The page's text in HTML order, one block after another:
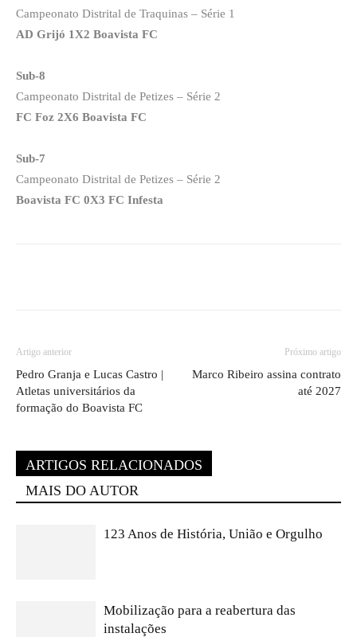
Campeonato Distrital de Traquinas – Série 1
AD Grijó 1X2 Boavista FC
Sub-8
Campeonato Distrital de Petizes – Série 2
FC Foz 2X6 Boavista FC
Sub-7
Campeonato Distrital de Petizes – Série 2
Boavista FC 0X3 FC Infesta
Artigo anterior
Pedro Granja e Lucas Castro |
Atletas universitários da
formação do Boavista FC
Próximo artigo
Marco Ribeiro assina contrato
até 2027
ARTIGOS RELACIONADOS
MAIS DO AUTOR
123 Anos de História, União e Orgulho
Mobilização para a reabertura das
instalações